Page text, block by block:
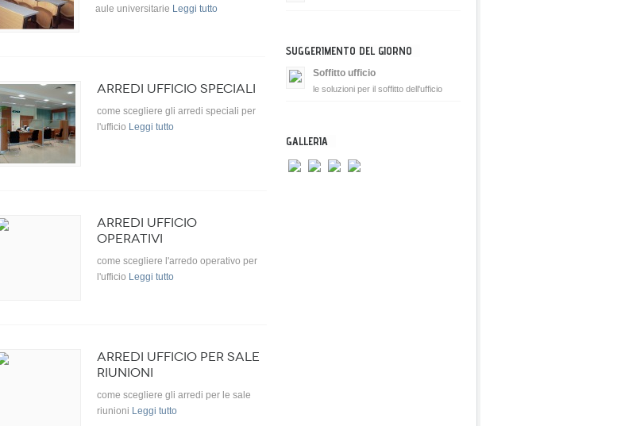
aule universitarie Leggi tutto
ARREDI UFFICIO SPECIALI
come scegliere gli arredi speciali per
l'ufficio Leggi tutto
ARREDI UFFICIO
OPERATIVI
come scegliere l'arredo operativo per
l'ufficio Leggi tutto
ARREDI UFFICIO PER SALE
RIUNIONI
come scegliere gli arredi per le sale
riunioni Leggi tutto
SUGGERIMENTO DEL GIORNO
Soffitto ufficio
le soluzioni per il soffitto dell'ufficio
GALLERIA